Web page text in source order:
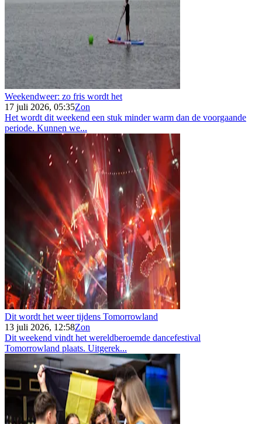
Weekendweer: zo fris wordt het
17 juli 2026, 05:35Zon
Het wordt dit weekend een stuk minder warm dan de voorgaande
periode. Kunnen we...
Dit wordt het weer tijdens Tomorrowland
13 juli 2026, 12:58Zon
Dit weekend vindt het wereldberoemde dancefestival
Tomorrowland plaats. Uitgerek...